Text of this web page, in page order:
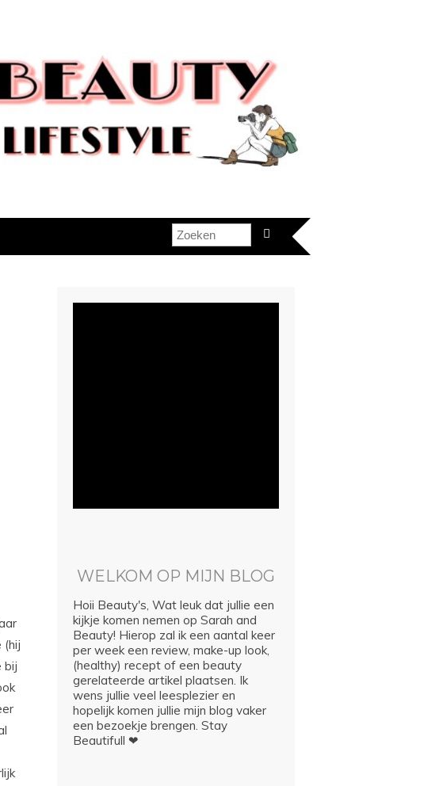
(hij
bij
WELKOM OP MIJN BLOG
Hoii Beauty's, Wat leuk dat jullie een
kijkje komen nemen op Sarah and
Beauty! Hierop zal ik een aantal keer
per week een review, make-up look,
(healthy) recept of een beauty
gerelateerde artikel plaatsen. Ik
wens jullie veel leesplezier en
hopelijk komen jullie mijn blog vaker
een bezoekje brengen. Stay
Beautifull ❤